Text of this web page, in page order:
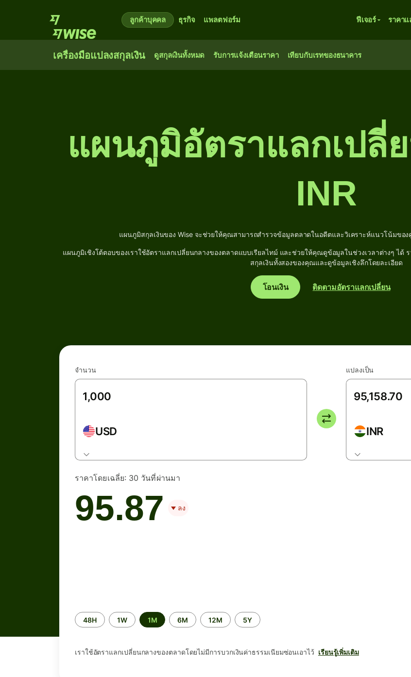
ลูกค้าบุคคล ธุรกิจ แพลตฟอร์ม ฟีเจอร์ ราคาแ
เครื่องมือแปลงสกุลเงิน ดูสกุลเงินทั้งหมด รับการแจ้งเตือนราคา เทียบกับเรทของธนาคาร
แผนภูมิอัตราแลกเปลี่
INR
แผนภูมิสกุลเงินของ Wise จะช่วยให้คุณสามารถสำรวจข้อมูลตลาดในอดีตและวิเคราะห์แนวโน้มของ
แผนภูมิเชิงโต้ตอบของเราใช้อัตราแลกเปลี่ยนกลางของตลาดแบบเรียลไทม์ และช่วยให้คุณดูข้อมูลในช่วงเวลาต่างๆ ได้
สกุลเงินทั้งสองของคุณและดูข้อมูลเชิงลึกโดยละเอียด
โอนเงิน ติดตามอัตราแลกเปลี่ยน
จำนวน
USD
แปลงเป็น
INR
ราคาโดยเฉลี่ย: 30 วันที่ผ่านมา
95.87 ลง
ระยะ
เวลา
48H 1W 1M 6M 12M 5Y
เราใช้อัตราแลกเปลี่ยนกลางของตลาดโดยไม่มีการบวกเงินค่าธรรมเนียมซ่อนเอาไว้ เรียนรู้เพิ่มเติม